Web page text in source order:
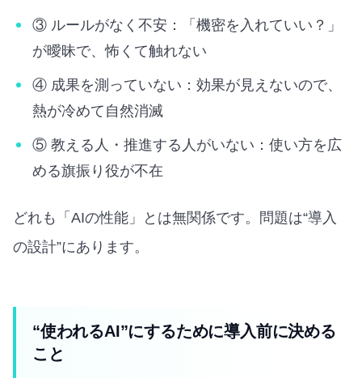
③ ルールがなく不安：「機密を入れていい？」
が曖昧で、怖くて触れない
④ 成果を測っていない：効果が見えないので、
熱が冷めて自然消滅
⑤ 教える人・推進する人がいない：使い方を広
める旗振り役が不在
どれも「AIの性能」とは無関係です。問題は“導入
の設計”にあります。
“使われるAI”にするために導入前に決める
こと